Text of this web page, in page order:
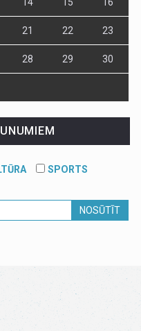
21 22 23
28 29 30
SPORTS
NOSŪTĪT